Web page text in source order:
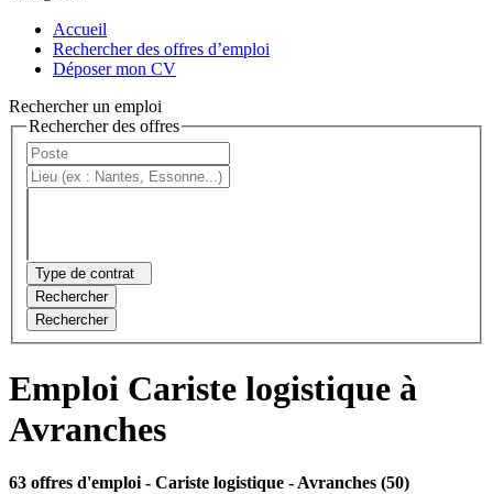
Accueil
Rechercher des offres d’emploi
Déposer mon CV
Rechercher un emploi
Rechercher des offres
Type de contrat
Rechercher
Rechercher
Emploi Cariste logistique à
Avranches
63 offres d'emploi - Cariste logistique - Avranches (50)